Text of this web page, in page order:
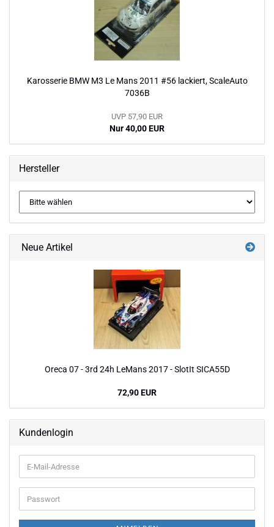
Karosserie BMW M3 Le Mans 2011 #56 lackiert, ScaleAuto
7036B
UVP 57,90 EUR
Nur 40,00 EUR
Hersteller
Neue Artikel
Oreca 07 - 3rd 24h LeMans 2017 - SlotIt SICA55D
72,90 EUR
Kundenlogin
E-
Mail-
Adresse
Passwort